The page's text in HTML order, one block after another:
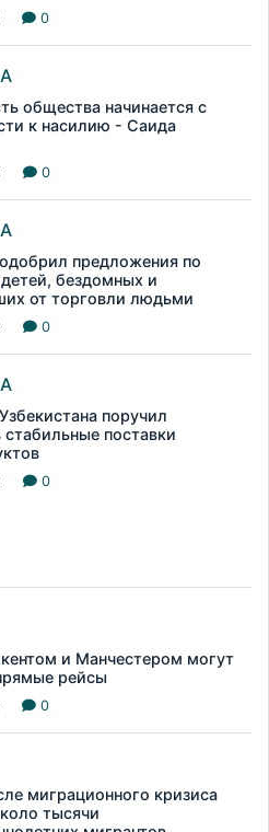
0
общества начинается с
к насилию - Саида
0
предложения по
бездомных и
от торговли людьми
0
поручил
стабильные поставки
0
и Манчестером могут
рейсы
0
миграционного кризиса
тысячи